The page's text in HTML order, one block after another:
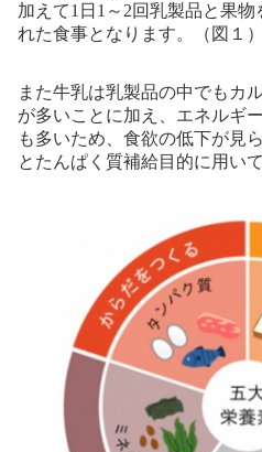
加えて1日1～2回乳製品と果
れた食事となります。（図１）
また牛乳は乳製品の中でもカ
が多いことに加え、エネルギ
も多いため、食欲の低下が見
とたんぱく質補給目的に用い